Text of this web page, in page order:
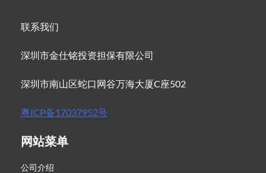
联系我们
深圳市金仕铭投资担保有限公司
深圳市南山区蛇口网谷万海大厦C座502
粤ICP备17037952号
网站菜单
公司介绍